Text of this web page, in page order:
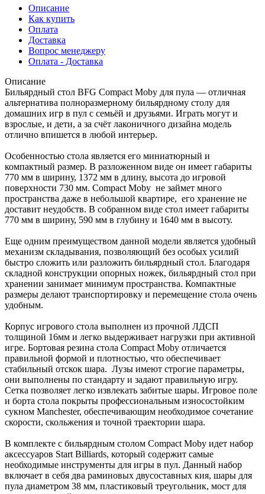
Описание
Как купить
Оплата
Доставка
Вопрос менеджеру
Оплата - Доставка
Описание
Бильярдный стол BFG Compact Moby для пула — отличная
альтернатива полноразмерному бильярдному столу для
домашних игр в пул с семьёй и друзьями. Играть могут и
взрослые, и дети, а за счёт лаконичного дизайна модель
отлично впишется в любой интерьер.
Особенностью стола является его миниатюрный и
компактный размер. В разложенном виде он имеет габариты
770 мм в ширину, 1372 мм в длину, высота до игровой
поверхности 730 мм. Compact Moby не займет много
пространства даже в небольшой квартире, его хранение не
доставит неудобств. В собранном виде стол имеет габариты
770 мм в ширину, 590 мм в глубину и 1640 мм в высоту.
Еще одним преимуществом данной модели является удобный
механизм складывания, позволяющий без особых усилий
быстро сложить или разложить бильярдный стол. Благодаря
складной конструкции опорных ножек, бильярдный стол при
хранении занимает минимум пространства. Компактные
размеры делают транспортировку и перемещение стола очень
удобным.
Корпус игрового стола выполнен из прочной ЛДСП
толщиной 16мм и легко выдерживает нагрузки при активной
игре. Бортовая резина стола Compact Moby отличается
правильной формой и плотностью, что обеспечивает
стабильный отскок шара. Лузы имеют строгие параметры,
они выполнены по стандарту и задают правильную игру.
Сетка позволяет легко извлекать забитые шары. Игровое поле
и борта стола покрыты профессиональным износостойким
сукном Manchester, обеспечивающим необходимое сочетание
скорости, скольжения и точной траектории шара.
В комплекте с бильярдным столом Compact Moby идет набор
аксессуаров Start Billiards, который содержит самые
необходимые инструменты для игры в пул. Данный набор
включает в себя два раминовых двусоставных кия, шары для
пула диаметром 38 мм, пластиковый треугольник, мост для